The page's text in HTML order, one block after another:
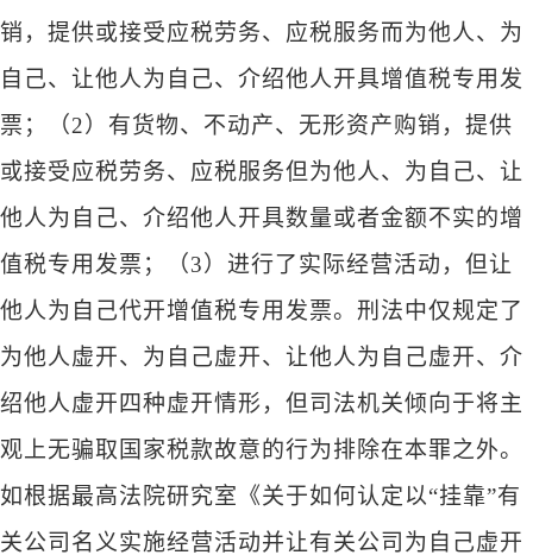
销，提供或接受应税劳务、应税服务而为他人、为
自己、让他人为自己、介绍他人开具增值税专用发
票；（2）有货物、不动产、无形资产购销，提供
或接受应税劳务、应税服务但为他人、为自己、让
他人为自己、介绍他人开具数量或者金额不实的增
值税专用发票；（3）进行了实际经营活动，但让
他人为自己代开增值税专用发票。刑法中仅规定了
为他人虚开、为自己虚开、让他人为自己虚开、介
绍他人虚开四种虚开情形，但司法机关倾向于将主
观上无骗取国家税款故意的行为排除在本罪之外。
如根据最高法院研究室《关于如何认定以“挂靠”有
关公司名义实施经营活动并让有关公司为自己虚开